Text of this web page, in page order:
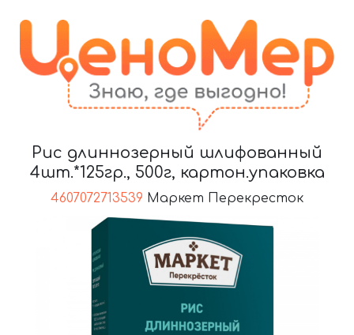
Рис длиннозерный шлифованный
4шт.*125гр., 500г, картон.упаковка
4607072713539 Маркет Перекресток